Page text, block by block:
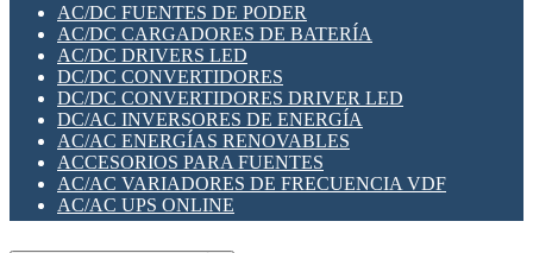
SWITCH Y MICROSWITCH
TARJETAS PI
UNIÓN Y DERIVACIÓN DE CABLE
PLACAS MODULARES IOT
SWITCHES Y REDES WIFI
SOLUCIONES IOT
SOLUCIONES LORAWAN
SOLUCIONES RED CELULAR
SEGURIDAD PARA REDES
SWITCHES LAN
TELEFONÍA IP (VOIP)
VIGILANCIA IP (CCTV)
MESHTASTIC
AC/DC FUENTES DE PODER
AC/DC CARGADORES DE BATERÍA
AC/DC DRIVERS LED
DC/DC CONVERTIDORES
DC/DC CONVERTIDORES DRIVER LED
DC/AC INVERSORES DE ENERGÍA
AC/AC ENERGÍAS RENOVABLES
ACCESORIOS PARA FUENTES
AC/AC VARIADORES DE FRECUENCIA VDF
AC/AC UPS ONLINE